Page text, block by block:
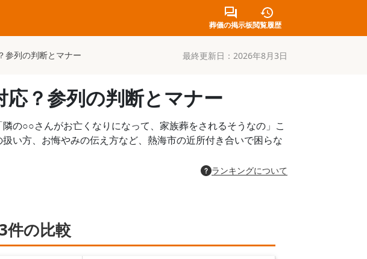
葬儀の掲示板閲覧履歴
参列の判断とマナー 最終更新日： 2026年8月3日
？参列の判断とマナー
の○○さんがお亡くなりになって、家族葬をされるそうなの」こ
い方、お悔やみの伝え方など、熱海市の近所付き合いで困らな
ランキングについて
件の比較